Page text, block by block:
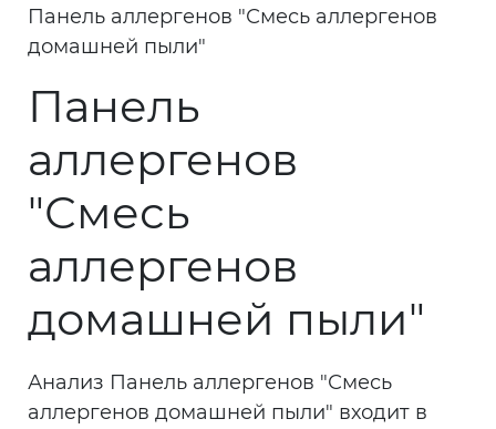
Панель аллергенов "Смесь аллергенов
домашней пыли"
Панель
аллергенов
"Смесь
аллергенов
домашней пыли"
Анализ Панель аллергенов "Смесь
аллергенов домашней пыли" входит в